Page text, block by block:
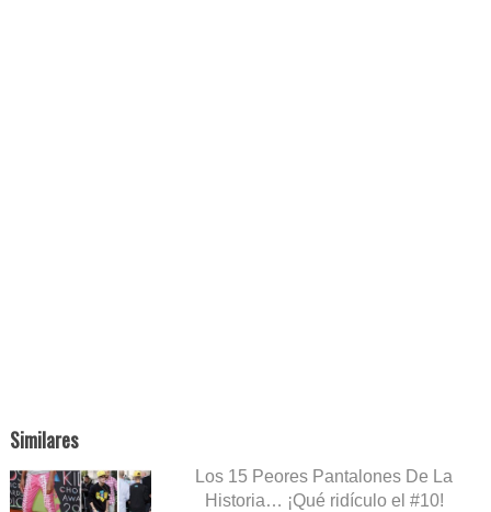
Similares
Los 15 Peores Pantalones De La
Historia… ¡Qué ridículo el #10!